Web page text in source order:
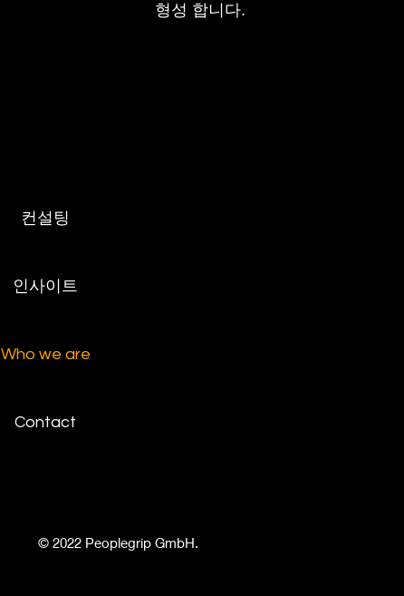
형성 합니다.
컨설팅
인사이트
Who we are
Contact
© 2022 Peoplegrip GmbH.